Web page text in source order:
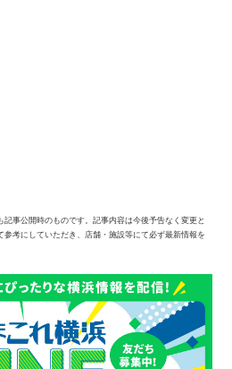
事公開時のものです。記事内容は今後予告なく変更と
考にしていただき、店舗・施設等にて必ず最新情報を